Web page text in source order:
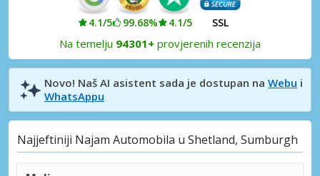
4.1/5 99.68% 4.1/5 SSL
Na temelju 94301+ provjerenih recenzija
Novo! Naš AI asistent sada je dostupan na Webu i
WhatsAppu
Najjeftiniji Najam Automobila u Shetland, Sumburgh